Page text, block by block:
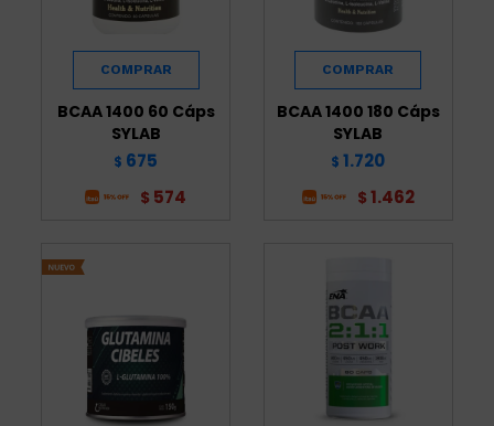
BCAA 1400 60 Cáps
SYLAB
$ 675
$ 574
BCAA 1400 180 Cáps
SYLAB
$ 1.720
$ 1.462